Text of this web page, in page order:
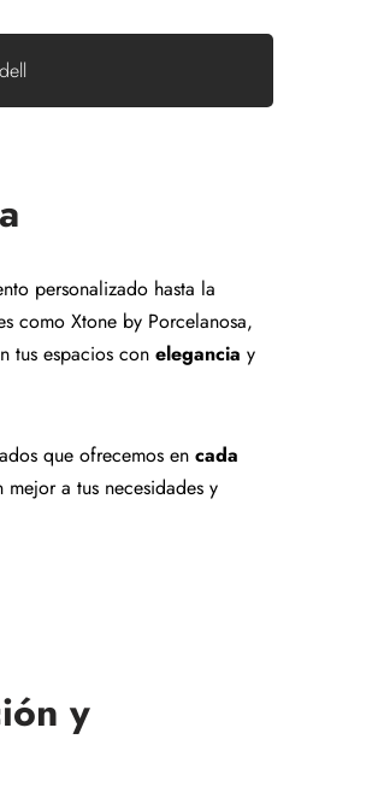
personalizado hasta la
como Xtone by Porcelanosa,
tus espacios con elegancia y
que ofrecemos en cada
a tus necesidades y
y